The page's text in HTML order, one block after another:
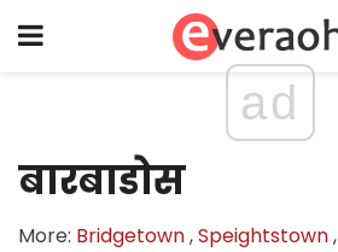
ad
बारबाडोस
More: Bridgetown,Speightstown,